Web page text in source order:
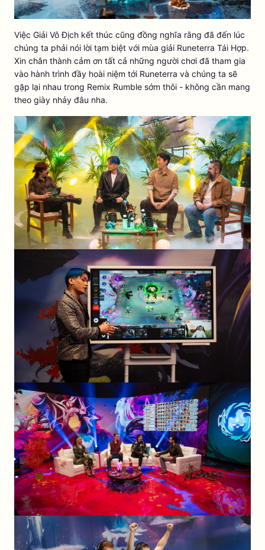
Việc Giải Vô Địch kết thúc cũng đồng nghĩa rằng đã đến lúc
chúng ta phải nói lời tạm biệt với mùa giải Runeterra Tái Hợp.
Xin chân thành cảm ơn tất cả những người chơi đã tham gia
vào hành trình đầy hoài niệm tới Runeterra và chúng ta sẽ
gặp lại nhau trong Remix Rumble sớm thôi - không cần mang
theo giày nhảy đâu nha.